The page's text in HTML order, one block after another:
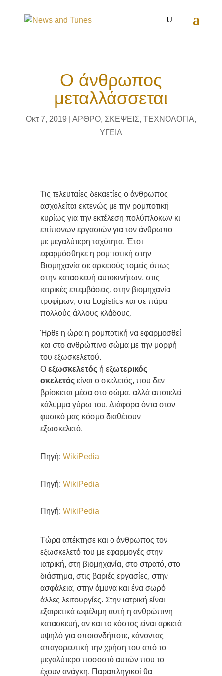
Ο άνθρωπος
μεταλλάσσεται
Οκτ 7, 2019 ΑΡΘΡΟ, ΣΚΕΨΕΙΣ, ΤΕΧΝΟΛΟΓΙΑ,
ΥΓΕΙΑ
Τις τελευταίες δεκαετίες ο άνθρωπος
ασχολείται εκτενώς με την ρομποτική
κυρίως για την εκτέλεση πολύπλοκων κι
επίπονων εργασιών για τον άνθρωπο
με μεγαλύτερη ταχύτητα. Έτσι
εφαρμόσθηκε η ρομποτική στην
Βιομηχανία σε αρκετούς τομείς όπως
στην κατασκευή αυτοκινήτων, στις
ιατρικές επεμβάσεις, στην βιομηχανία
τροφίμων, στα Logistics και σε πάρα
πολλούς άλλους κλάδους.
Ήρθε η ώρα η ρομποτική να εφαρμοσθεί
και στο ανθρώπινο σώμα με την μορφή
του εξωσκελετού.
Ο εξωσκελετόςή εξωτερικός
σκελετόςείναι ο σκελετός, που δεν
βρίσκεται μέσα στο σώμα, αλλά αποτελεί
κάλυμμα γύρω του. Διάφορα όντα στον
φυσικό μας κόσμο διαθέτουν
εξωσκελετό.
Πηγή: WikiPedia
Πηγή: WikiPedia
Πηγή: WikiPedia
Τώρα απέκτησε και ο άνθρωπος τον
εξωσκελετό του με εφαρμογές στην
ιατρική, στη βιομηχανία, στο στρατό, στο
διάστημα, στις βαριές εργασίες, στην
ασφάλεια, στην άμυνα και ένα σωρό
άλλες λειτουργίες. Στην ιατρική είναι
εξαιρετικά ωφέλιμη αυτή η ανθρώπινη
κατασκευή, αν και το κόστος είναι αρκετά
υψηλό για οποιονδήποτε, κάνοντας
απαγορευτική την χρήση του από το
μεγαλύτερο ποσοστό αυτών που το
έχουν ανάγκη. Παραπληγικοί θα